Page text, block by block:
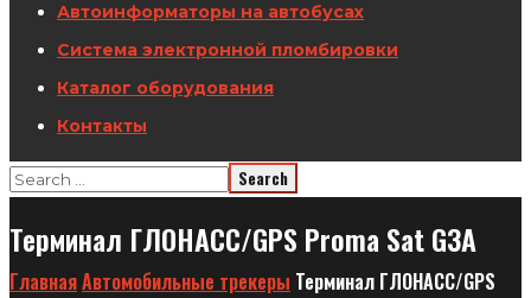
Автоинформаторы на автобусах
Система электронной пломбировки
Каталог оборудования
Контакты
Терминал ГЛОНАСС/GPS Proma Sat G3A
ГлавнаяАвтомобильные трекеры Терминал ГЛОНАСС/GPS